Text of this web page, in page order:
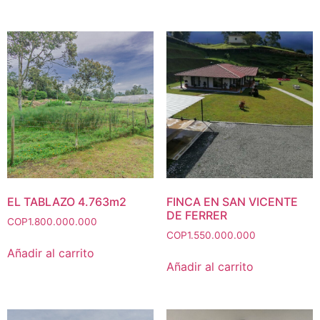
EL TABLAZO 4.763m2
COP1.800.000.000
Añadir al carrito
FINCA EN SAN VICENTE
DE FERRER
COP1.550.000.000
Añadir al carrito